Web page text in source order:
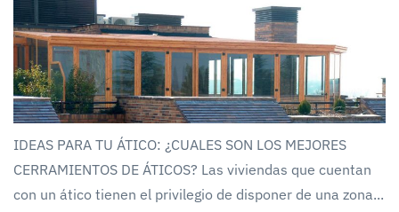
IDEAS PARA TU ÁTICO: ¿CUALES SON LOS MEJORES
CERRAMIENTOS DE ÁTICOS? Las viviendas que cuentan
con un ático tienen el privilegio de disponer de una zona...